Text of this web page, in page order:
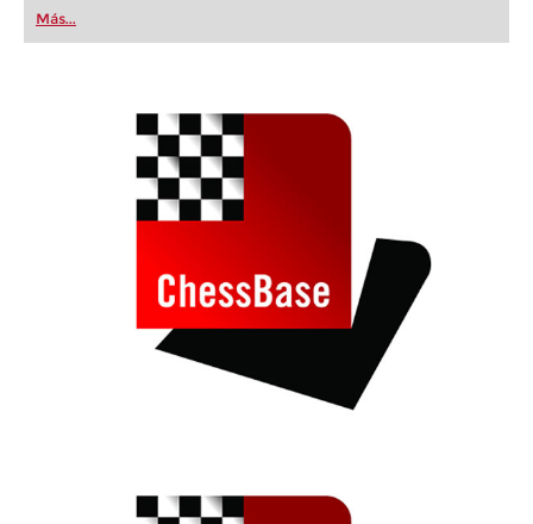
first steps into the world of club chess, or already
playing at a tournament level: with FRITZ, you can
train more efficiently, intelligently and with a
Más...